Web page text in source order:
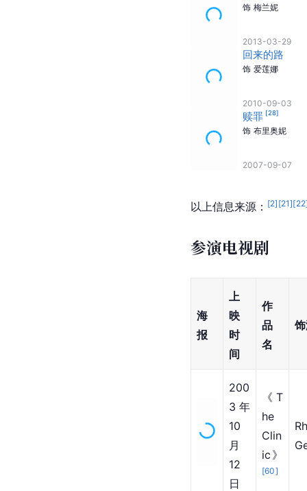
饰 梅兰妮
2013-03-29
回来的路
饰 爱莲娜
2010-09-03
赎罪 [28]
饰 布里奥妮
2007-09-07
以上信息来源： [2] [21][22
参演电视剧
海
报
上
映
时
间
作
品
名
200
3年
10
月
12
日
《T
he
Clin
ic》
[60]